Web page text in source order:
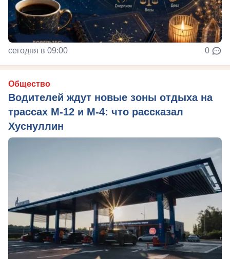
сегодня в 09:00 0
Общество
Водителей ждут новые зоны отдыха на
трассах М-12 и М-4: что рассказал
Хуснуллин